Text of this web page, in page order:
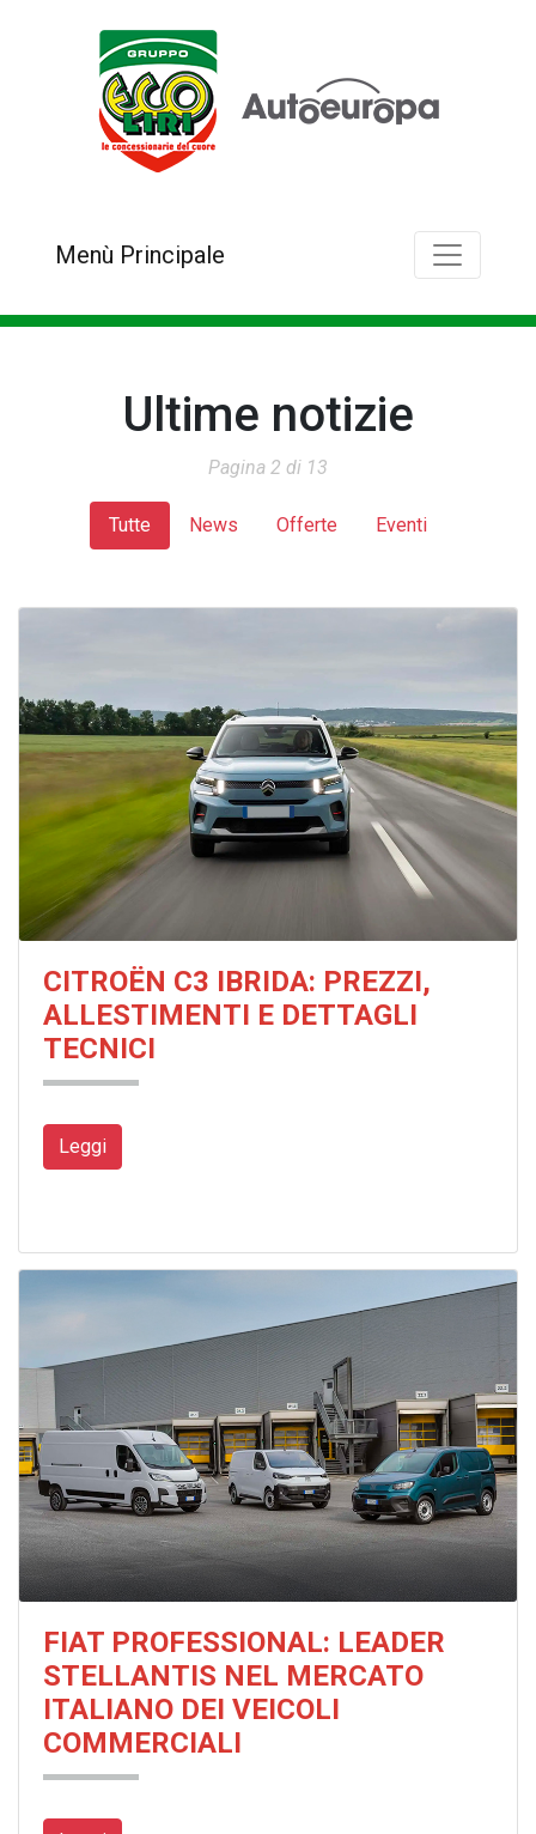
Menù Principale
Ultime notizie
Pagina 2 di 13
Tutte News Offerte Eventi
CITROËN C3 IBRIDA: PREZZI,
ALLESTIMENTI E DETTAGLI
TECNICI
Leggi
FIAT PROFESSIONAL: LEADER
STELLANTIS NEL MERCATO
ITALIANO DEI VEICOLI
COMMERCIALI